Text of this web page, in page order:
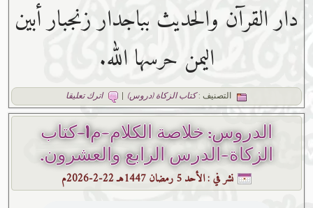
دار القرآن والحديث بباجدار زنجبار أبين
اليمن حرسها الله.
التصنيف :كتاب الزكاة (دروس) | اترك تعليقا
الدروس: خلاصة الكلام-م1-كتاب
الزكاة-الدرس الرابع والعشرون.
نشر في :الأحد 5 رمضان 1447هـ 22-2-2026م